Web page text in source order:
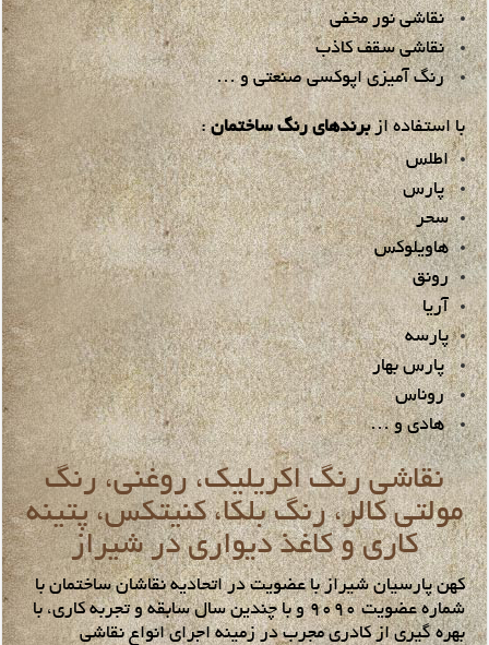
نقاشی نور مخفی
نقاشی سقف کاذب
رنگ آمیزی اپوکسی صنعتی و …
با استفاده ازبرندهای رنگ ساختمان:
اطلس
پارس
سحر
هاویلوکس
رونق
آریا
پارسه
پارس بهار
روناس
هادی و …
نقاشی رنگ اکریلیک، روغنی، رنگ
مولتی کالر، رنگ بلکا، کنیتکس، پتینه
کاری و کاغذ دیواری در شیراز
کهن پارسیان شیراز با عضویت در اتحادیه نقاشان ساختمان با
شماره عضویت 9090 و با چندین سال سابقه و تجربه کاری، با
بهره گیری از کادری مجرب در زمینه اجرای انواع نقاشی